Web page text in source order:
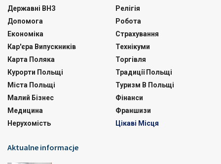
Державні ВНЗ
Допомога
Економіка
Кар'єра Випускників
Карта Поляка
Курорти Польщі
Міста Польщі
Малий Бізнес
Медицина
Нерухомість
Релігія
Робота
Страхування
Технікуми
Торгівля
Традиції Польщі
Туризм В Польщі
Фінанси
Франшизи
Цікаві Місця
Aktualne informacje